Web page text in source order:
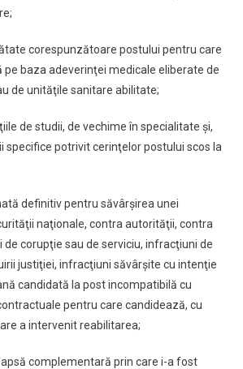
corespunzătoare postului pentru care
baza adeverinţei medicale eliberate de
de unităţile sanitare abilitate;
de studii, de vechime în specialitate şi,
specifice potrivit cerinţelor postului scos la
definitiv pentru săvârşirea unei
naţionale, contra autorităţii, contra
corupţie sau de serviciu, infracţiuni de
justiţiei, infracţiuni săvârşite cu intenţie
candidată la post incompatibilă cu
pentru care candidează, cu
a intervenit reabilitarea;
complementară prin care i-a fost